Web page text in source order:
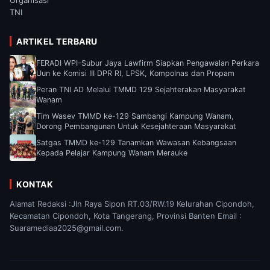
TNI
ARTIKEL TERBARU
FERADI WPI–Subur Jaya Lawfirm Siapkan Pengawalan Perkara
Uun ke Komisi III DPR RI, LPSK, Kompolnas dan Propam
Peran TNI AD Melalui TMMD 129 Sejahterakan Masyarakat
Wanam
Tim Wasev TMMD ke-129 Sambangi Kampung Wanam,
Dorong Pembangunan Untuk Kesejahteraan Masyarakat
Satgas TMMD ke-129 Tanamkan Wawasan Kebangsaan
Kepada Pelajar Kampung Wanam Merauke
KONTAK
Alamat Redaksi :Jln Raya Sipon RT.03/RW.19 Kelurahan Cipondoh,
Kecamatan Cipondoh, Kota Tangerang, Provinsi Banten Email :
Suaramediaa2025@gmail.com.